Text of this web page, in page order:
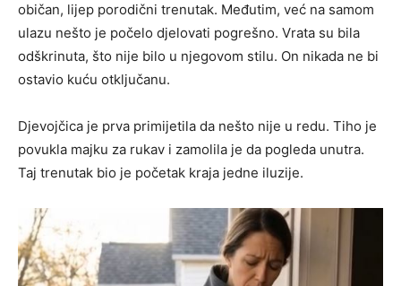
običan, lijep porodični trenutak. Međutim, već na samom
ulazu nešto je počelo djelovati pogrešno. Vrata su bila
odškrinuta, što nije bilo u njegovom stilu. On nikada ne bi
ostavio kuću otključanu.
Djevojčica je prva primijetila da nešto nije u redu. Tiho je
povukla majku za rukav i zamolila je da pogleda unutra.
Taj trenutak bio je početak kraja jedne iluzije.